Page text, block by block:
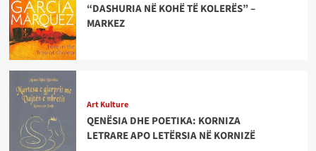
“DASHURIA NË KOHË TË KOLERËS” –
MARKEZ
Art Kulture
QENËSIA DHE POETIKA: KORNIZA
LETRARE APO LETËRSIA NË KORNIZË